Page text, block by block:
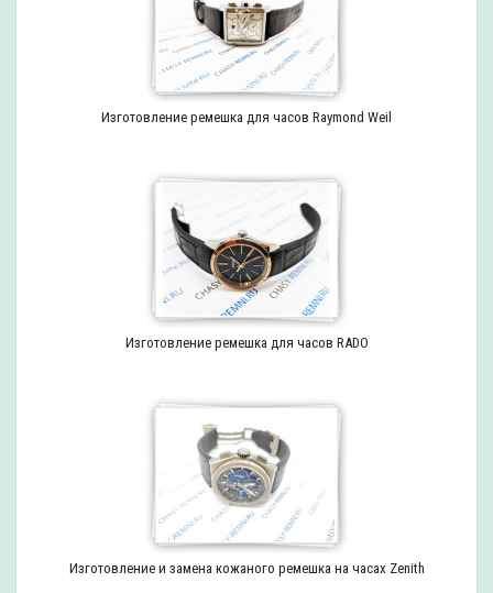
Изготовление ремешка для часов Raymond Weil
Изготовление ремешка для часов RADO
Изготовление и замена кожаного ремешка на часах Zenith